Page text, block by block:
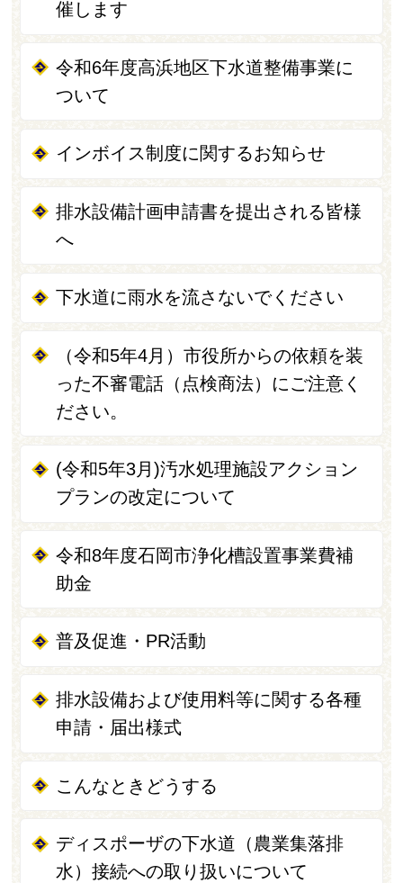
催します
令和6年度高浜地区下水道整備事業に
ついて
インボイス制度に関するお知らせ
排水設備計画申請書を提出される皆様
へ
下水道に雨水を流さないでください
（令和5年4月）市役所からの依頼を装
った不審電話（点検商法）にご注意く
ださい。
(令和5年3月)汚水処理施設アクション
プランの改定について
令和8年度石岡市浄化槽設置事業費補
助金
普及促進・PR活動
排水設備および使用料等に関する各種
申請・届出様式
こんなときどうする
ディスポーザの下水道（農業集落排
水）接続への取り扱いについて